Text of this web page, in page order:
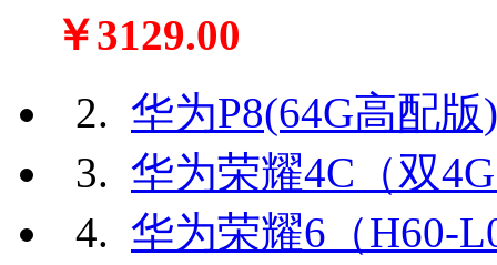
￥3129.00
2. 华为P8(64G高配版)
3. 华为荣耀4C（双
4. 华为荣耀6（H60-